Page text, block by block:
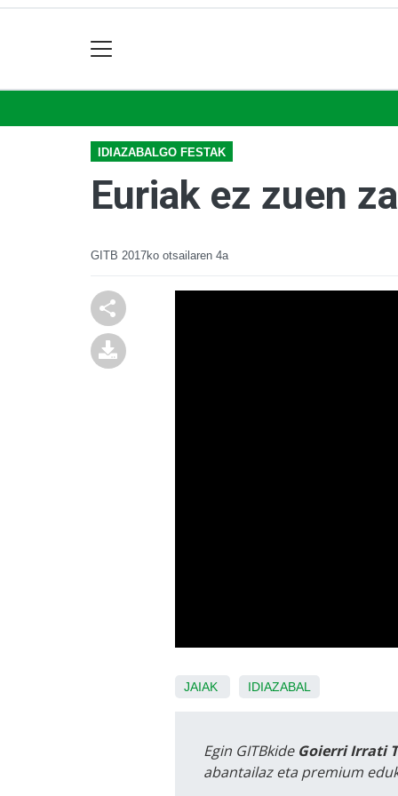
IDIAZABALGO FESTAK
Euriak ez zuen
GITB 2017ko otsailaren 4a
JAIAK IDIAZABAL
Egin GITBkide Goierri Irrati
abantailaz eta premium